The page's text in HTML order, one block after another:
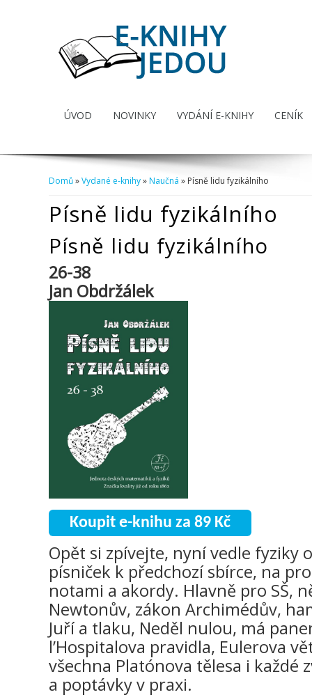
ÚVOD NOVINKY VYDÁNÍ E-KNIHY CENÍK
Domů»Vydané e-knihy»Naučná » Písně lidu fyzikálního
Písně lidu fyzikálního
Písně lidu fyzikálního
26-38
Jan Obdržálek
Koupit e-knihu za 89 Kč
Opět si zpívejte, nyní vedle fyziky
písniček k předchozí sbírce, na
notami a akordy. Hlavně pro SŠ,
Newtonův, zákon Archimédův,
Juří a tlaku, Neděl nulou, má
l’Hospitalova pravidla, Eulerova
všechna Platónova tělesa i každé
a poptávky v praxi.